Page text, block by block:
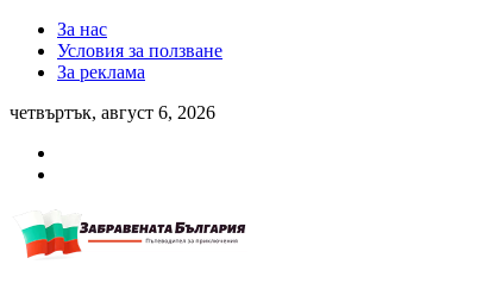
За нас
Условия за ползване
За реклама
четвъртък, август 6, 2026